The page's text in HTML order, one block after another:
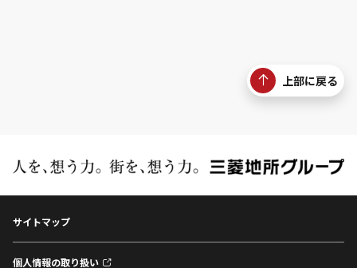
上部に戻る
サイトマップ
個人情報の取り扱い